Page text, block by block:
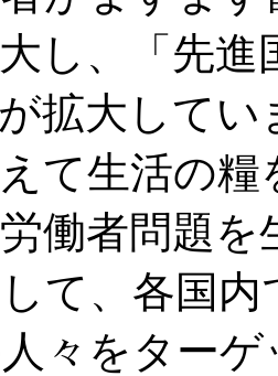
し、「先
拡大して
て生活の
働者問題
て、各国
々をター